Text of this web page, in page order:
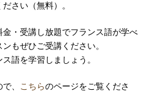
さい（無料）。
・受講し放題でフランス語が学べ
もぜひご受講ください。
語を学習しましょう。
、 こちらのページをご覧くださ